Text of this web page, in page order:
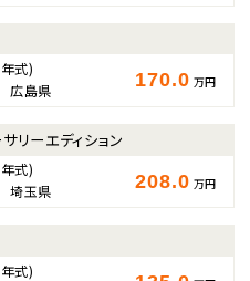
式)
広島県 170.0 万円
リーエディション
式)
埼玉県 208.0 万円
式)